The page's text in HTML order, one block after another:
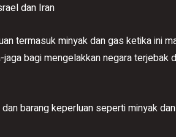
dan Iran
termasuk minyak dan gas ketika ini
bagi mengelakkan negara terjebak
barang keperluan seperti minyak